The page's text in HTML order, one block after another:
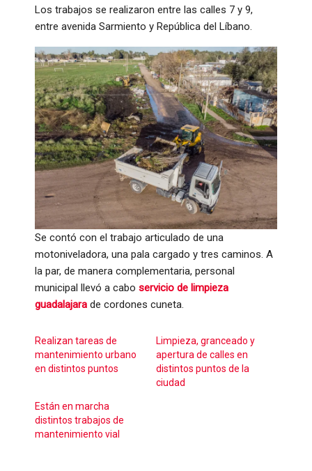
Los trabajos se realizaron entre las calles 7 y 9,
entre avenida Sarmiento y República del Líbano.
Se contó con el trabajo articulado de una
motoniveladora, una pala cargado y tres caminos. A
la par, de manera complementaria, personal
municipal llevó a cabo servicio de limpieza
guadalajara de cordones cuneta.
Realizan tareas de
mantenimiento urbano
en distintos puntos
Limpieza, granceado y
apertura de calles en
distintos puntos de la
ciudad
Están en marcha
distintos trabajos de
mantenimiento vial